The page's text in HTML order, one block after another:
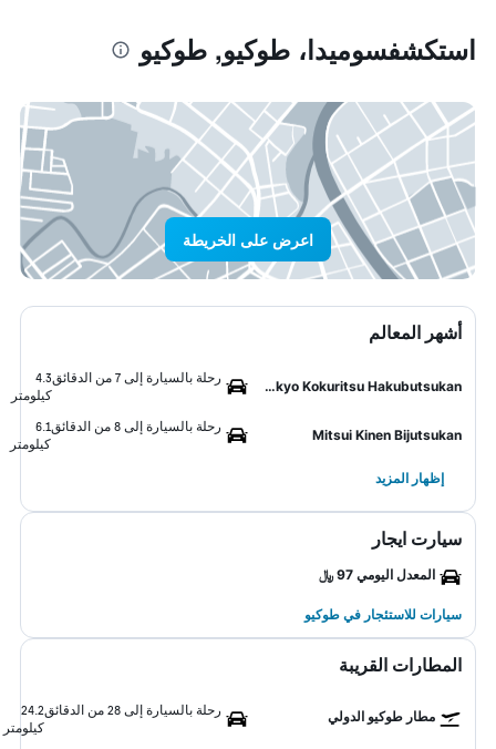
استكشفسوميدا، طوكيو, طوكيو
اعرض على الخريطة
أشهر المعالم
Tokyo Kokuritsu Hakubutsukan
رحلة بالسيارة إلى 7 من الدقائق
4.3
كيلومتر
Mitsui Kinen Bijutsukan
رحلة بالسيارة إلى 8 من الدقائق
6.1
كيلومتر
إظهار المزيد
سيارت ايجار
المعدل اليومي 97 ﷼
سيارات للاستئجار في طوكيو
المطارات القريبة
مطار طوكيو الدولي رحلة بالسيارة إلى 28 من الدقائق
24.2
كيلومتر